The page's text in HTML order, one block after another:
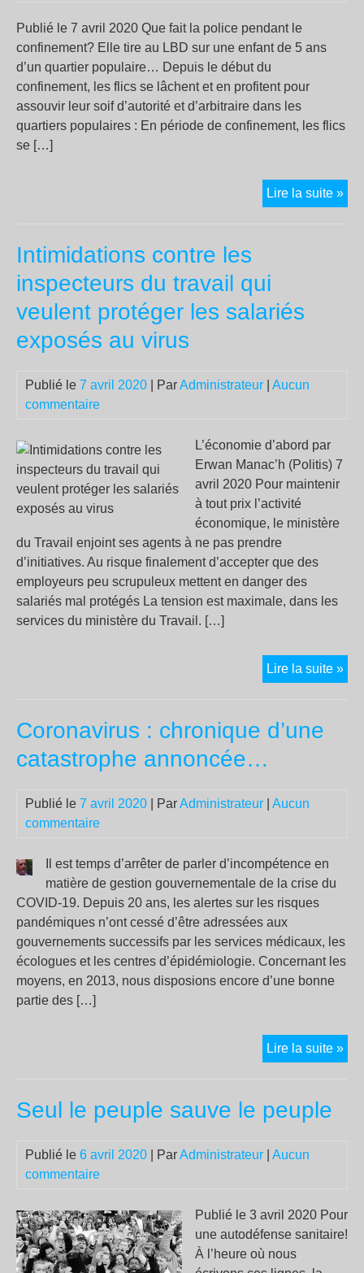
Publié le 7 avril 2020 Que fait la police pendant le
confinement? Elle tire au LBD sur une enfant de 5 ans
d’un quartier populaire… Depuis le début du
confinement, les flics se lâchent et en profitent pour
assouvir leur soif d’autorité et d’arbitraire dans les
quartiers populaires : En période de confinement, les flics
se […]
Lire la suite »La
Intimidations contre les
inspecteurs du travail qui
veulent protéger les salariés
exposés au virus
Publié le 7 avril 2020 | ParAdministrateur
Aucun
commentaire
L’économie d’abord par
Erwan Manac’h (Politis) 7
avril 2020 Pour maintenir
à tout prix l’activité
économique, le ministère
du Travail enjoint ses agents à ne pas prendre
d’initiatives. Au risque finalement d’accepter que des
employeurs peu scrupuleux mettent en danger des
salariés mal protégés La tension est maximale, dans les
services du ministère du Travail. […]
Lire la suite »
Coronavirus : chronique d’une
catastrophe annoncée…
Publié le 7 avril 2020 | ParAdministrateur
Aucun
commentaire
Il est temps d’arrêter de parler d’incompétence en
matière de gestion gouvernementale de la crise du
COVID-19. Depuis 20 ans, les alertes sur les risques
pandémiques n’ont cessé d’être adressées aux
gouvernements successifs par les services médicaux, les
écologues et les centres d’épidémiologie. Concernant les
moyens, en 2013, nous disposions encore d’une bonne
partie des […]
Lire la suite »
:
Seul le peuple sauve le peuple
Publié le 6 avril 2020 | ParAdministrateur
Aucun
commentaire
Publié le 3 avril 2020 Pour
une autodéfense sanitaire!
À l’heure où nous